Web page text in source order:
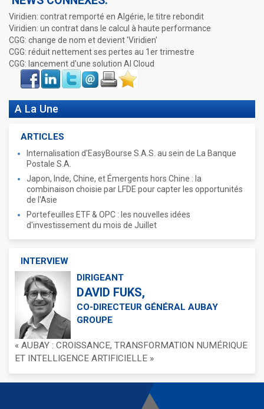
Viridien: contrat remporté en Algérie, le titre rebondit
Viridien: un contrat dans le calcul à haute performance
CGG: change de nom et devient 'Viridien'
CGG: réduit nettement ses pertes au 1er trimestre
CGG: lancement d'une solution AI Cloud
Face
book
LinkIn Twitter Envoyer ImprimerFavoris
A La Une
ARTICLES
Internalisation d'EasyBourse S.A.S. au sein de La Banque
Postale S.A.
Japon, Inde, Chine, et Émergents hors Chine : la
combinaison choisie par LFDE pour capter les opportunités
de l'Asie
Portefeuilles ETF & OPC : les nouvelles idées
d'investissement du mois de Juillet
INTERVIEW
DIRIGEANT
DAVID FUKS,
CO-DIRECTEUR GÉNÉRAL AUBAY
GROUPE
« AUBAY : CROISSANCE, TRANSFORMATION NUMÉRIQUE
ET INTELLIGENCE ARTIFICIELLE »